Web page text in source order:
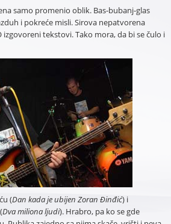
samo promenio oblik. Bas-bubanj-glas
i pokreće misli. Sirova nepatvorena
izgovoreni tekstovi. Tako mora, da bi se čulo i
(Dan kada je ubijen Zoran Đinđić) i
Dva miliona ljudi). Hrabro, pa ko se gde